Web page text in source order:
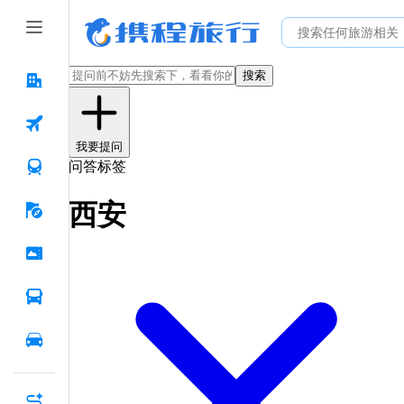
搜索
我要提问
问答标签
西安